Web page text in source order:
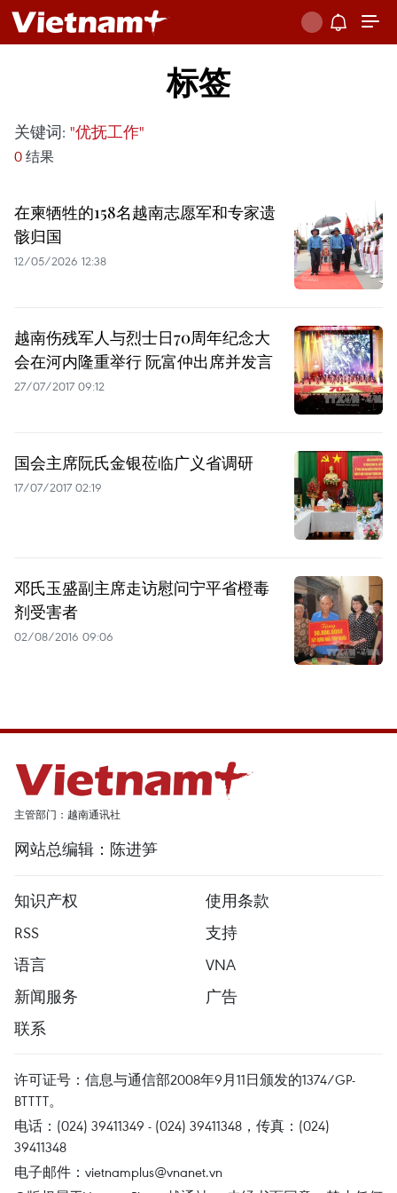
标签
关键词: "优抚工作"
0 结果
在柬牺牲的158名越南志愿军和专家遗
骸归国
12/05/2026 12:38
越南伤残军人与烈士日70周年纪念大
会在河内隆重举行 阮富仲出席并发言
27/07/2017 09:12
国会主席阮氏金银莅临广义省调研
17/07/2017 02:19
邓氏玉盛副主席走访慰问宁平省橙毒
剂受害者
02/08/2016 09:06
主管部门：越南通讯社
网站总编辑：陈进笋
知识产权
使用条款
RSS
支持
语言
VNA
新闻服务
广告
联系
许可证号：信息与通信部2008年9月11日颁发的1374/GP-
BTTTT。
电话：(024) 39411349 - (024) 39411348，传真：(024)
39411348
电子邮件： vietnamplus@vnanet.vn